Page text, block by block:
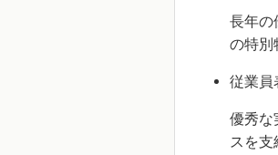
長年の
の特別
従業員
優秀な
スを支